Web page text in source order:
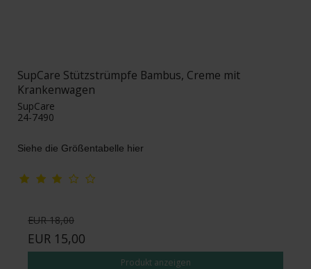
SupCare Stützstrümpfe Bambus, Creme mit
Krankenwagen
SupCare
24-7490
Siehe die Größentabelle hier
EUR 18,00
EUR 15,00
Produkt anzeigen